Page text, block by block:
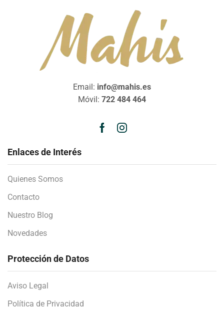
Email: info@mahis.es
Móvil: 722 484 464
Enlaces de Interés
Quienes Somos
Contacto
Nuestro Blog
Novedades
Protección de Datos
Aviso Legal
Política de Privacidad